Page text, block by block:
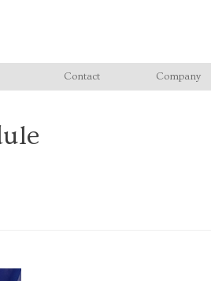
Contact Company